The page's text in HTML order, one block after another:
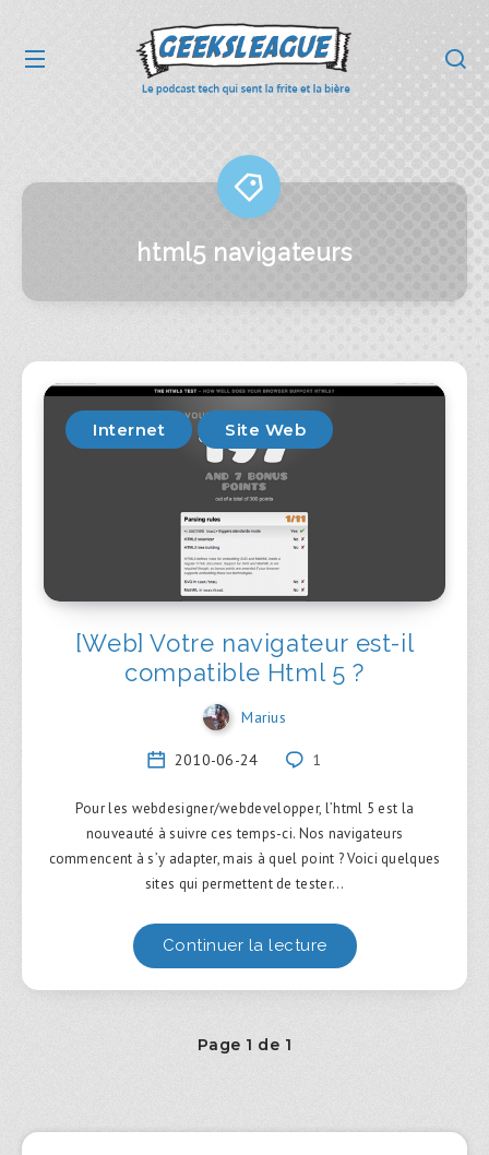
html5 navigateurs
Internet Site Web
[Web] Votre navigateur est-il
compatible Html 5 ?
Marius
2010-06-24 1
Pour les webdesigner/webdevelopper, l’html 5 est la
nouveauté à suivre ces temps-ci. Nos navigateurs
commencent à s’y adapter, mais à quel point ? Voici quelques
sites qui permettent de tester…
Continuer la lecture
Page 1 de 1